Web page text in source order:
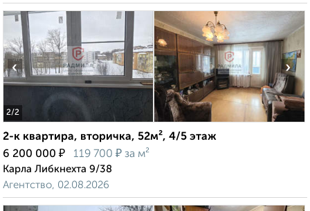
2/2
‹ ›
2-к квартира, вторичка, 52м², 4/5 этаж
6 200 000 ₽ 119 700 ₽ за м²
Карла Либкнехта 9/38
Агентство, 02.08.2026